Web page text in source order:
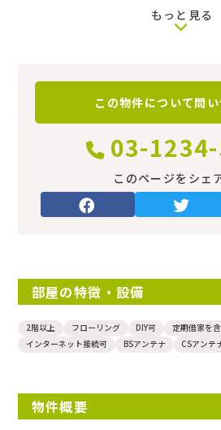
築19年
3階（地下1地上3階建）
建物種別
もっと見る
この物件について問
03-
このページをシェ
部屋の特徴・設備
2階以上 フローリング DIY可
定期借家を
インターネット接続可
BSアンテナ CSアンテ
物件概要